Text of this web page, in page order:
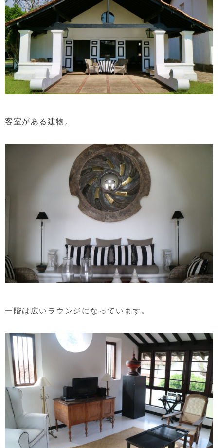
客室がある建物。
一階は広いラウンジになっています。